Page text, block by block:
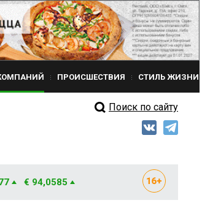
ПРОИСШЕСТВИЯ СТИЛЬ ЖИЗНИ
Поиск по сайту
€ 94,0585